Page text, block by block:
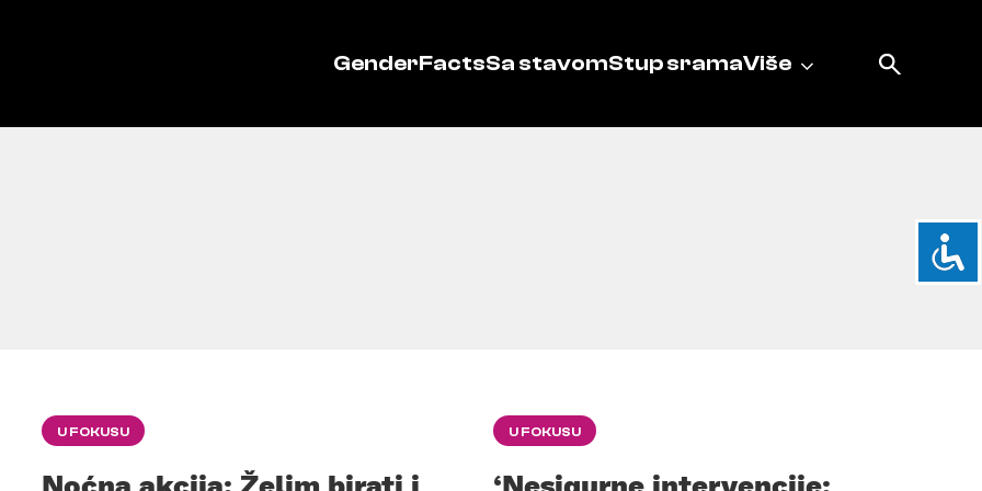
GenderFactsSa stavomStup sramaViše
U FOKUSU U FOKUSU